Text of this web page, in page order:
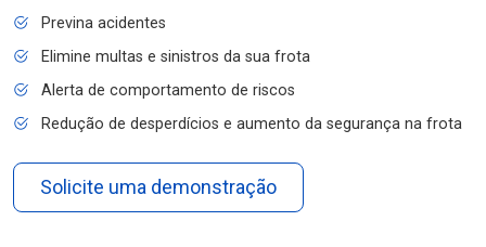
Previna acidentes
Elimine multas e sinistros da sua frota
Alerta de comportamento de riscos
Redução de desperdícios e aumento da segurança na frota
Solicite uma demonstração